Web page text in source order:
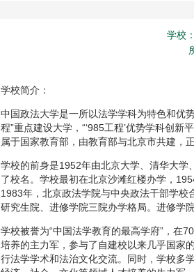
学校
学校简介：
中国政法大学是一所以法学学科为特色和优
程”重点建设大学，“‘985工程’优势学科创新
属于国家教育部，由教育部与北京市共建，
学校的前身是1952年由北京大学、清华大
了校名。学校最初在北京沙滩红楼办学，
1983年，北京政法学院与中央政法干部学校
研究生院、进修学院三院办学格局。进修学
学校被誉为“中国法学教育的最高学府”，在
培养的主力军，参与了自建校以来几乎国家
行法学学术和法治文化交流。同时，学校多